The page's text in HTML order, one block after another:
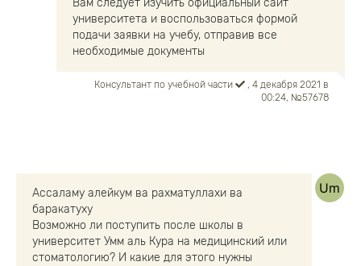
Вам следует изучить официальный сайт
университета и воспользоваться формой
подачи заявки на учебу, отправив все
необходимые документы
Консультант по учебной части
, 4 декабря 2021 в
00:24, №57678
Ассаламу алейкум ва рахматуллахи ва
баракатуху
Возможно ли поступить после школы в
университет Умм аль Кура на медицинский или
стоматологию? И какие для этого нужны